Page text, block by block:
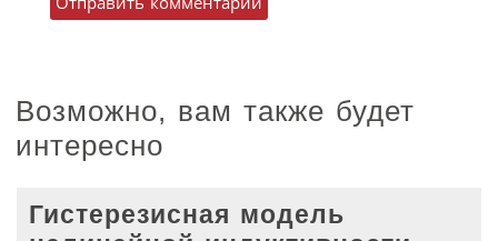
Возможно, вам также будет
интересно
Гистерезисная модель